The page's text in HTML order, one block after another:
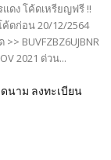
ดง โค้ดเหรียญฟรี !!
ดก่อน 20/12/2564
BUVFZBZ6UJBNR
2021 ด่วน...
ดนาม ลงทะเบียน